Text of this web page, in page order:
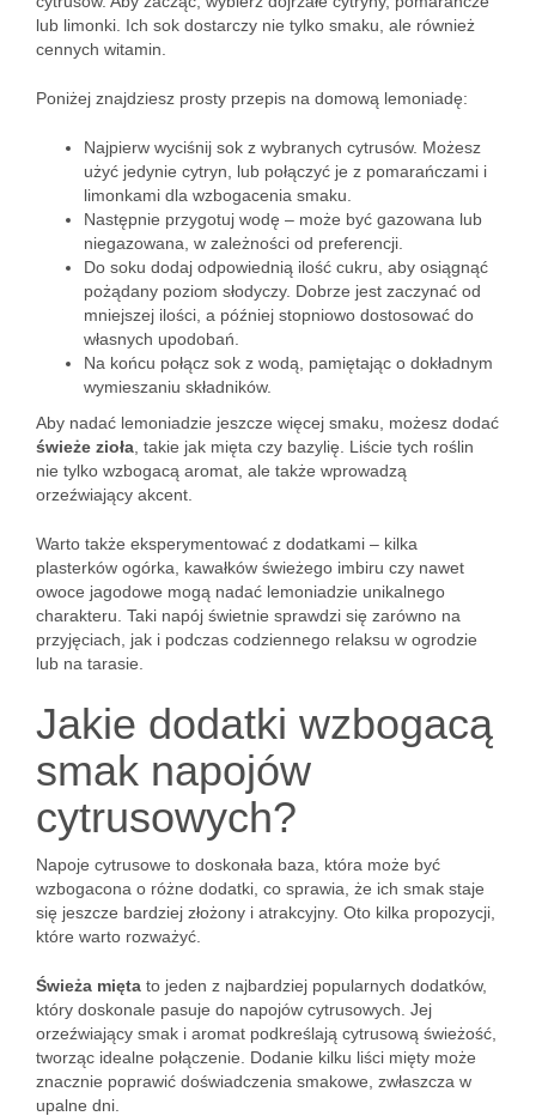
lub limonki. Ich sok dostarczy nie tylko smaku, ale również
cennych witamin.
Poniżej znajdziesz prosty przepis na domową lemoniadę:
Najpierw wyciśnij sok z wybranych cytrusów. Możesz
użyć jedynie cytryn, lub połączyć je z pomarańczami i
limonkami dla wzbogacenia smaku.
Następnie przygotuj wodę – może być gazowana lub
niegazowana, w zależności od preferencji.
Do soku dodaj odpowiednią ilość cukru, aby osiągnąć
pożądany poziom słodyczy. Dobrze jest zaczynać od
mniejszej ilości, a później stopniowo dostosować do
własnych upodobań.
Na końcu połącz sok z wodą, pamiętając o dokładnym
wymieszaniu składników.
Aby nadać lemoniadzie jeszcze więcej smaku, możesz dodać
świeże zioła , takie jak mięta czy bazylię. Liście tych roślin
nie tylko wzbogacą aromat, ale także wprowadzą
orzeźwiający akcent.
Warto także eksperymentować z dodatkami – kilka
plasterków ogórka, kawałków świeżego imbiru czy nawet
owoce jagodowe mogą nadać lemoniadzie unikalnego
charakteru. Taki napój świetnie sprawdzi się zarówno na
przyjęciach, jak i podczas codziennego relaksu w ogrodzie
lub na tarasie.
Jakie dodatki wzbogacą
smak napojów
cytrusowych?
Napoje cytrusowe to doskonała baza, która może być
wzbogacona o różne dodatki, co sprawia, że ich smak staje
się jeszcze bardziej złożony i atrakcyjny. Oto kilka propozycji,
które warto rozważyć.
Świeża mięta to jeden z najbardziej popularnych dodatków,
który doskonale pasuje do napojów cytrusowych. Jej
orzeźwiający smak i aromat podkreślają cytrusową świeżość,
tworząc idealne połączenie. Dodanie kilku liści mięty może
znacznie poprawić doświadczenia smakowe, zwłaszcza w
upalne dni.